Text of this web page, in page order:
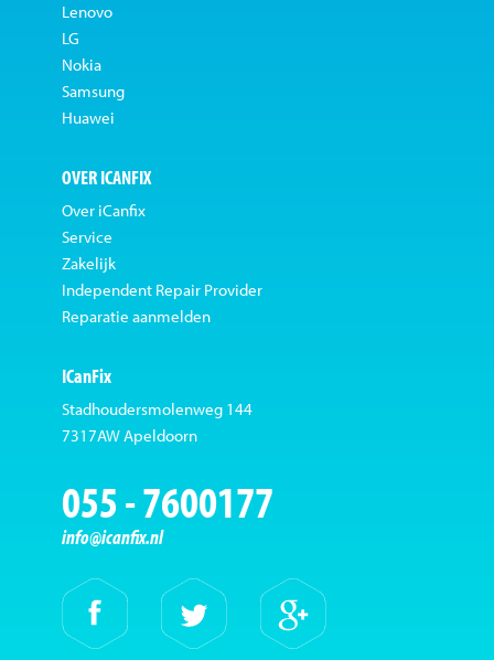
Lenovo
LG
Nokia
Samsung
Huawei
OVER ICANFIX
Over iCanfix
Service
Zakelijk
Independent Repair Provider
Reparatie aanmelden
ICanFix
Stadhoudersmolenweg 144
7317AW Apeldoorn
055 - 7600177
info@icanfix.nl